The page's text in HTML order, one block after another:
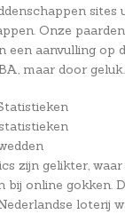
sites
Onze
een aanvulling op
maar door geluk.
zijn gelikter,
bij online gokken.
loterij